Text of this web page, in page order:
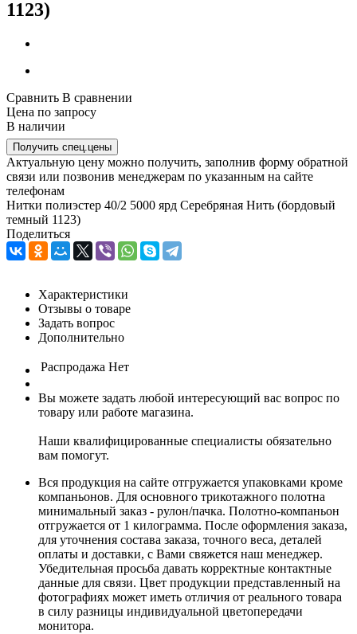
1123)
Сравнить В сравнении
Цена по запросу
В наличии
Получить спец.цены
Актуальную цену можно получить, заполнив форму обратной
связи или позвонив менеджерам по указанным на сайте
телефонам
Нитки полиэстер 40/2 5000 ярд Серебряная Нить (бордовый
темный 1123)
Поделиться
Характеристики
Отзывы о товаре
Задать вопрос
Дополнительно
Распродажа Нет
Вы можете задать любой интересующий вас вопрос по
товару или работе магазина.
Наши квалифицированные специалисты обязательно
вам помогут.
Вся продукция на сайте отгружается упаковками кроме
компаньонов. Для основного трикотажного полотна
минимальный заказ - рулон/пачка. Полотно-компаньон
отгружается от 1 килограмма. После оформления заказа,
для уточнения состава заказа, точного веса, деталей
оплаты и доставки, с Вами свяжется наш менеджер.
Убедительная просьба давать корректные контактные
данные для связи. Цвет продукции представленный на
фотографиях может иметь отличия от реального товара
в силу разницы индивидуальной цветопередачи
монитора.